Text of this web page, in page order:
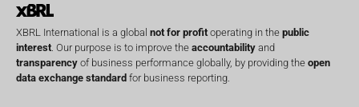
XBRL International is a global not for profitoperating in the public
interest. Our purpose is to improve the accountability and
transparency of business performance globally, by providing the open
data exchange standard for business reporting.